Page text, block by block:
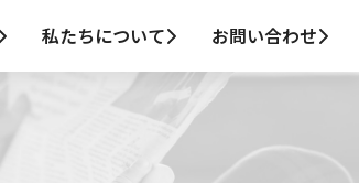
私たちについて お問い合わせ